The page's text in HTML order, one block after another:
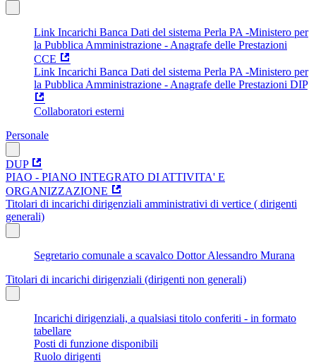
Link Incarichi Banca Dati del sistema Perla PA -Ministero per
la Pubblica Amministrazione - Anagrafe delle Prestazioni
CCE
Link Incarichi Banca Dati del sistema Perla PA -Ministero per
la Pubblica Amministrazione - Anagrafe delle Prestazioni DIP
Collaboratori esterni
Personale
DUP
PIAO - PIANO INTEGRATO DI ATTIVITA' E
ORGANIZZAZIONE
Titolari di incarichi dirigenziali amministrativi di vertice ( dirigenti
generali)
Segretario comunale a scavalco Dottor Alessandro Murana
Titolari di incarichi dirigenziali (dirigenti non generali)
Incarichi dirigenziali, a qualsiasi titolo conferiti - in formato
tabellare
Posti di funzione disponibili
Ruolo dirigenti